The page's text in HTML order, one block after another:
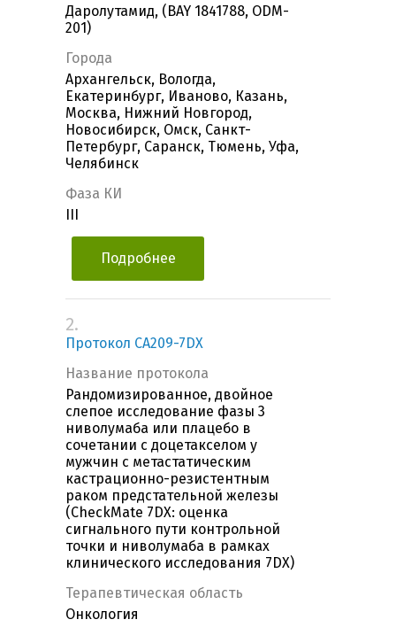
Даролутамид, (BAY 1841788, ODM-
201)
Города
Архангельск, Вологда,
Екатеринбург, Иваново, Казань,
Москва, Нижний Новгород,
Новосибирск, Омск, Санкт-
Петербург, Саранск, Тюмень, Уфа,
Челябинск
Фаза КИ
Подробнее
2.
Протокол CA209-7DX
Название протокола
Рандомизированное, двойное
слепое исследование фазы 3
ниволумаба или плацебо в
сочетании с доцетакселом у
мужчин с метастатическим
кастрационно-резистентным
раком предстательной железы
(CheckMate 7DX: оценка
сигнального пути контрольной
точки и ниволумаба в рамках
клинического исследования 7DX)
Терапевтическая область
Онкология